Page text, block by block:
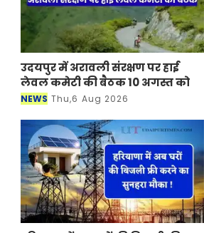
उदयपुर में अरावली संरक्षण पर हाई
लेवल कमेटी की बैठक 10 अगस्त को
NEWS Thu,6 Aug 2026